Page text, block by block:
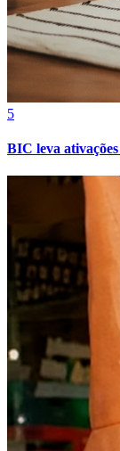
5
BIC leva